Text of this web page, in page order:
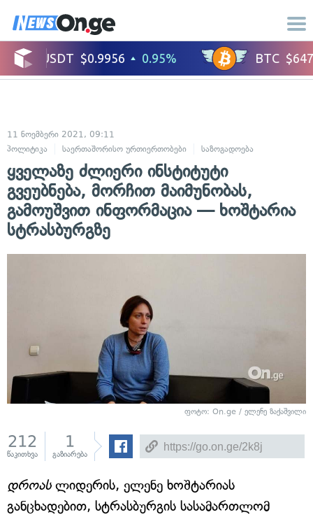
11 ნოემბერი 2021, 09:11
პოლიტიკა
საერთაშორისო ურთიერთობები საზოგადოება
ყველაზე ძლიერი ინსტიტუტი
გვეუბნება, მორჩით მაიმუნობას,
გამოუშვით ინფორმაცია — ხოშტარია
სტრასბურგზე
ფოტო: On.ge / ელენე ზაქაშვილი
212
წაკითხვა
1
გაზიარება
დროასლიდერის, ელენე ხოშტარიას
განცხადებით, სტრასბურგის სასამართლომ